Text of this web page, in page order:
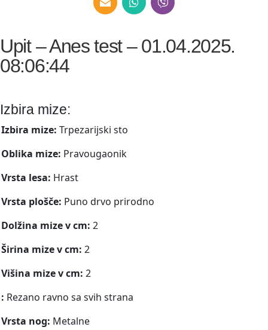
Upit – Anes test – 01.04.2025.
08:06:44
Izbira mize:
Izbira mize: Trpezarijski sto
Oblika mize: Pravougaonik
Vrsta lesa: Hrast
Vrsta plošče: Puno drvo prirodno
Dolžina mize v cm: 2
Širina mize v cm: 2
Višina mize v cm: 2
: Rezano ravno sa svih strana
Vrsta nog: Metalne